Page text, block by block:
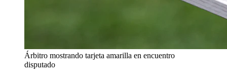
Árbitro mostrando tarjeta amarilla en encuentro
disputado